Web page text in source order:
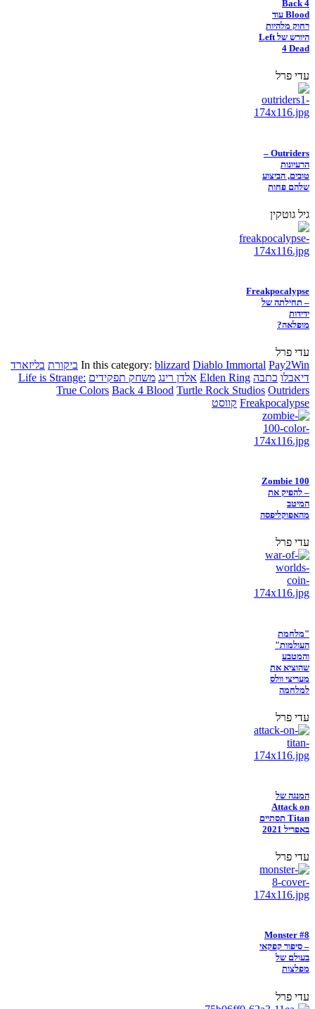
Back 4
Blood עוד
רחוק מלהיות
היורש של Left
4 Dead
עדי פרל
Outriders –
הרעיונות
טובים, הביצוע
שלהם פחות
גיל גוטקין
Freakpocalypse
– תחילתה של
ידידות
מופלאה?
עדי פרל
In this category: blizzard Diablo Immortal Pay2Win ביקורת בליזארד
דיאבלו כתבה Elden Ring אלדן רינג משחק תפקידים Life is Strange:
True Colors Back 4 Blood Turtle Rock Studios Outriders
Freakpocalypse קווסט
Zombie 100
– להפיק את
המיטב
מהאפוקליפסה
עדי פרל
"מלחמת
העולמות"
והמטבע
שהוציא את
מעריצי וולס
למלחמה
עדי פרל
המנגה של
Attack on
Titan תסתיים
באפריל 2021
עדי פרל
Monster #8
– סיפור קפקאי
בעולם של
מפלצות
עדי פרל